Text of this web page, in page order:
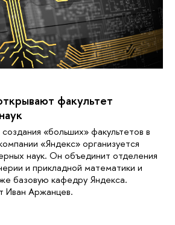
факультет
«больших» факультетов в
«Яндекс» организуется
наук. Он объединит отделения
и прикладной математики и
базовую кафедру Яндекса.
Иван Аржанцев.